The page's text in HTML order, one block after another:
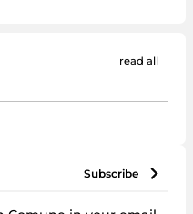
read all
subscribe